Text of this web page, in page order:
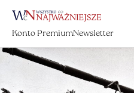
Konto PremiumNewsletter